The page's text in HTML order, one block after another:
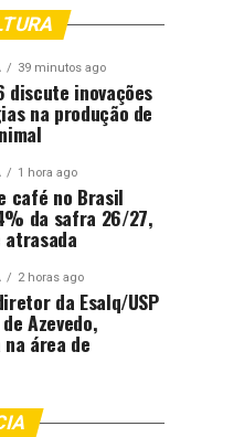
39 minutos ago
discute inovações
na produção de
1 hora ago
café no Brasil
da safra 26/27,
atrasada
2 horas ago
da Esalq/USP
Azevedo,
área de